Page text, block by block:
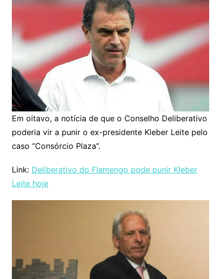
Em oitavo, a notícia de que o Conselho Deliberativo
poderia vir a punir o ex-presidente Kleber Leite pelo
caso “Consórcio Plaza”.
Link: Deliberativo do Flamengo pode punir Kleber
Leite hoje